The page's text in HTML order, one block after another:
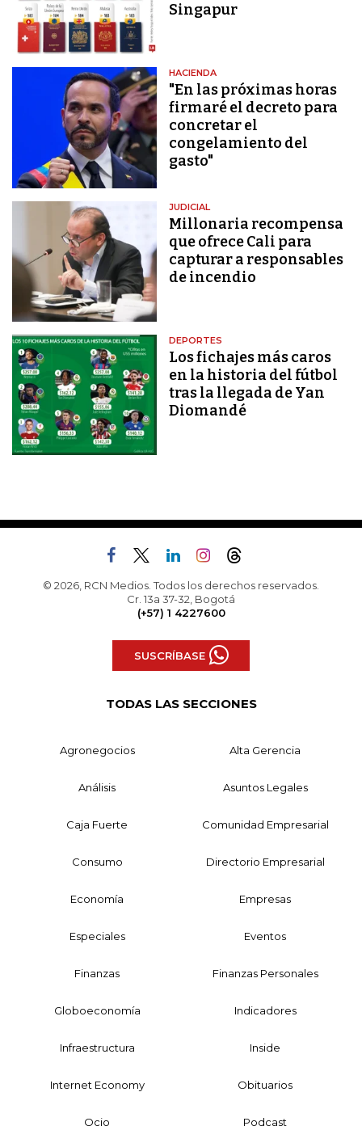
Singapur
HACIENDA
"En las próximas horas
firmaré el decreto para
concretar el
congelamiento del
gasto"
JUDICIAL
Millonaria recompensa
que ofrece Cali para
capturar a responsables
de incendio
DEPORTES
Los fichajes más caros
en la historia del fútbol
tras la llegada de Yan
Diomandé
© 2026, RCN Medios. Todos los derechos reservados.
Cr. 13a 37-32, Bogotá
(+57) 1 4227600
SUSCRÍBASE
TODAS LAS SECCIONES
Agronegocios Alta Gerencia
Análisis Asuntos Legales
Caja Fuerte Comunidad Empresarial
Consumo Directorio Empresarial
Economía Empresas
Especiales Eventos
Finanzas Finanzas Personales
Globoeconomía Indicadores
Infraestructura Inside
Internet Economy Obituarios
Ocio Podcast